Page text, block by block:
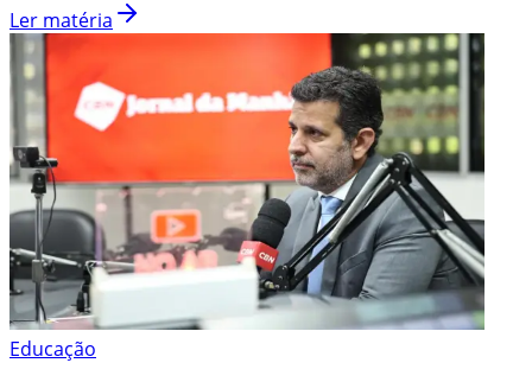
Ler matéria
Educação